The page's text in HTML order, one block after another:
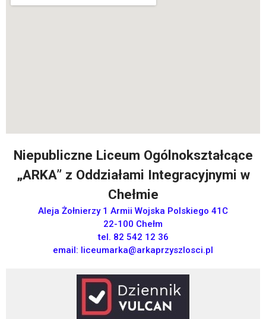
Niepubliczne Liceum Ogólnokształcące
„ARKA” z Oddziałami Integracyjnymi w
Chełmie
Aleja Żołnierzy 1 Armii Wojska Polskiego 41C
22-100 Chełm
tel. 82 542 12 36
email: liceumarka@arkaprzyszlosci.pl